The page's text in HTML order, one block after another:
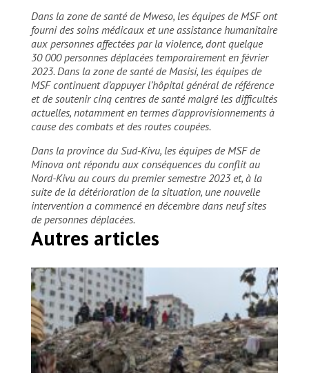
Dans la zone de santé de Mweso, les équipes de MSF ont
fourni des soins médicaux et une assistance humanitaire
aux personnes affectées par la violence, dont quelque
30 000 personnes déplacées temporairement en février
2023. Dans la zone de santé de Masisi, les équipes de
MSF continuent d’appuyer l’hôpital général de référence
et de soutenir cinq centres de santé malgré les difficultés
actuelles, notamment en termes d’approvisionnements à
cause des combats et des routes coupées.
Dans la province du Sud-Kivu, les équipes de MSF de
Minova ont répondu aux conséquences du conflit au
Nord-Kivu au cours du premier semestre 2023 et, à la
suite de la détérioration de la situation, une nouvelle
intervention a commencé en décembre dans neuf sites
de personnes déplacées.
Autres articles